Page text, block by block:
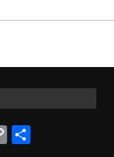
Copy